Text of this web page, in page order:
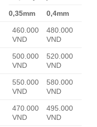
0,35mm 0,4mm
460.000
VND
480.000
VND
500.000
VND
520.000
VND
550.000
VND
580.000
VND
470.000
VND
495.000
VND